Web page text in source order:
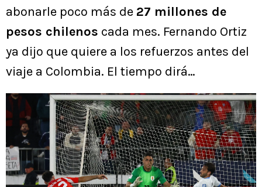
abonarle poco más de 27 millones de
pesos chilenos cada mes. Fernando Ortiz
ya dijo que quiere a los refuerzos antes del
viaje a Colombia. El tiempo dirá…